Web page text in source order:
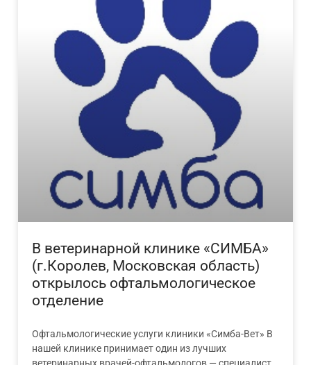
В ветеринарной клинике «СИМБА»
(г.Королев, Московская область)
открылось офтальмологическое
отделение
Офтальмологические услуги клиники «Симба-Вет» В
нашей клинике принимает один из лучших